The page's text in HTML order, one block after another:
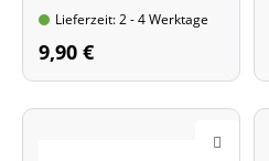
Packungsinhalt: 1 blauer
Filterschwamm
Lieferzeit: 2 - 4 Werktage
9,90 €